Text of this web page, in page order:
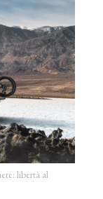
libertà al